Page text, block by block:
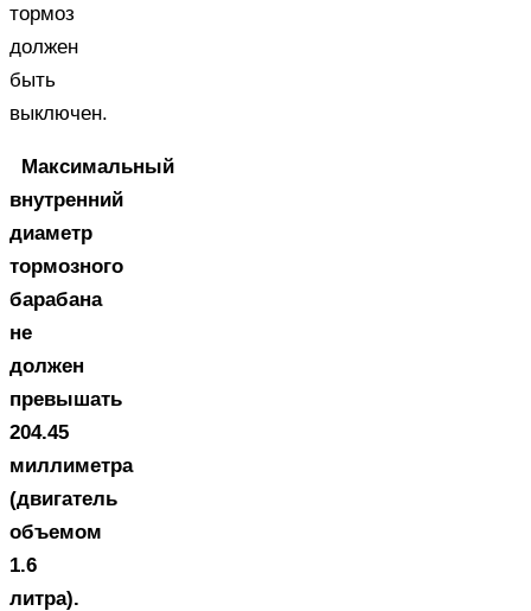
тормоз
должен
быть
выключен.
Максимальный
внутренний
диаметр
тормозного
барабана
не
должен
превышать
204.45
миллиметра
(двигатель
объемом
1.6
литра).